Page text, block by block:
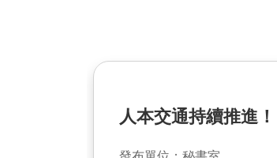
人本交通持續推進